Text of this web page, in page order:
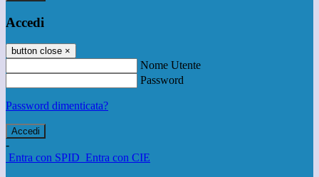
Accedi
button close ×
Nome Utente
Password
Password dimenticata?
-
Entra con SPID Entra con CIE